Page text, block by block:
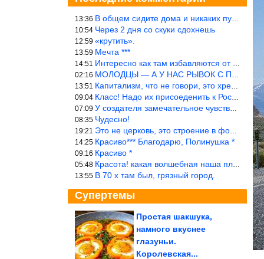
13:36 В общем сидите дома и никаких путешествий А самая грязная в от
10:54 Через 2 дня со скуки сдохнешь
12:59 «крутить».
13:59 Мечта ***
14:51 Интересно как там избавляются от физиологических и прочих отходо
02:16 МОЛОДЦЫ — А У НАС РЫВОК С ПРОРЫВОМ В ТРУБУ
13:51 Капитализм, что не говори, это хреново (((
09:04 Класс! Надо их присоеденить к России!
07:09 У создателя замечательное чувство юмора! ))
08:35 Чудесно!
19:21 Это не церковь, это строение в форме церкви.
14:25 Красиво*** Благодарю, Полинушка *
09:16 Красиво *
05:48 Красота! какая волшебная наша планета!… еще-бы, мы понимали это…
13:55 В 70 х там был, грязный город.
Супертемы
Нужно ли отключать
грозы
Простая шакшука,
намного вкуснее
глазуньи.
Королевская...